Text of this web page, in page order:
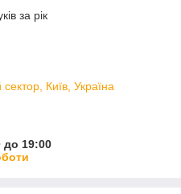
за рік
Київ, Україна
до 19:00